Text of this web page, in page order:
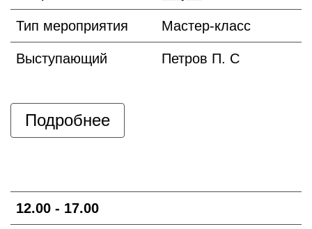
Тип мероприятия Мастер-класс
Выступающий Петров П. С
Подробнее
12.00 - 17.00